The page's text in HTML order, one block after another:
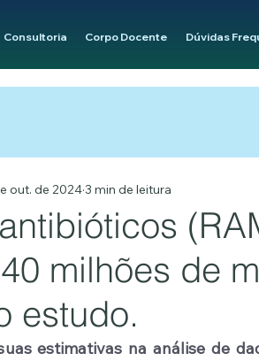
Consultoria Corpo Docente Dúvidas
milhões de
estudo.
out. de 20243 min de leitura
estimativas na análise de